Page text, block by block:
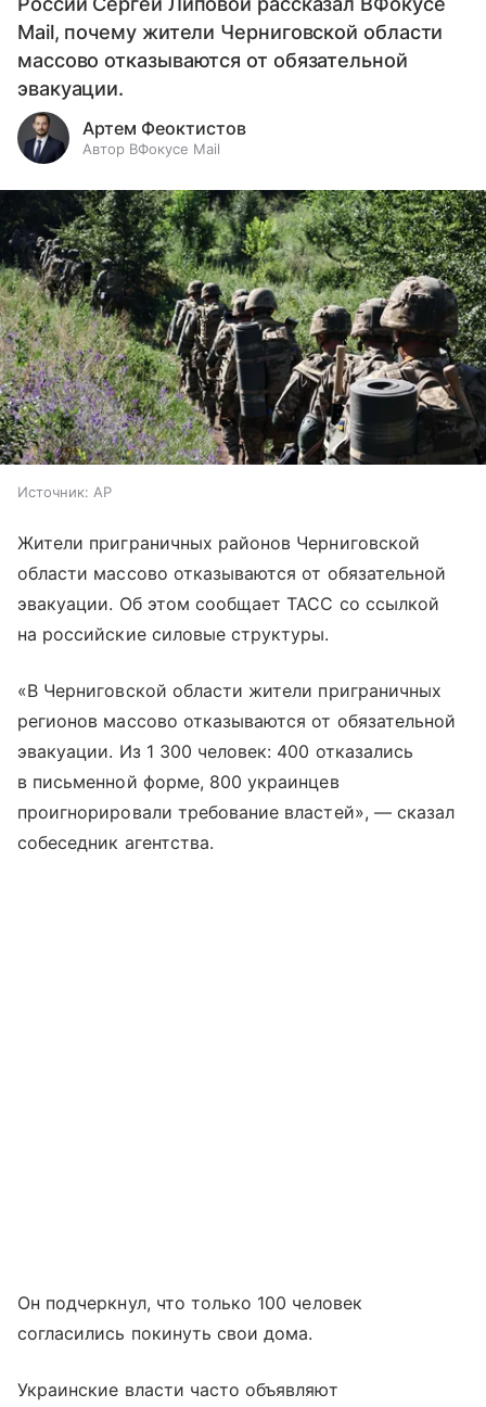
Mail, почему жители Черниговской области
массово отказываются от обязательной
эвакуации.
Артем Феоктистов
Автор ВФокусе Mail
Источник: AP
Жители приграничных районов Черниговской
области массово отказываются от обязательной
эвакуации. Об этом сообщает ТАСС со ссылкой
на российские силовые структуры.
«В Черниговской области жители приграничных
регионов массово отказываются от обязательной
эвакуации. Из 1 300 человек: 400 отказались
в письменной форме, 800 украинцев
проигнорировали требование властей», — сказал
собеседник агентства.
Он подчеркнул, что только 100 человек
согласились покинуть свои дома.
Украинские власти часто объявляют